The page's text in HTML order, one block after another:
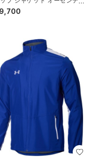
ベースボール/MEN）